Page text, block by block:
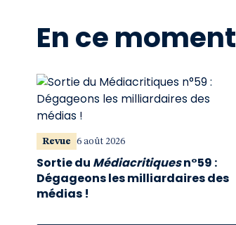
En ce moment
Revue 6 août 2026
Sortie du Médiacritiquesn°59 :
Dégageons les milliardaires des
médias !